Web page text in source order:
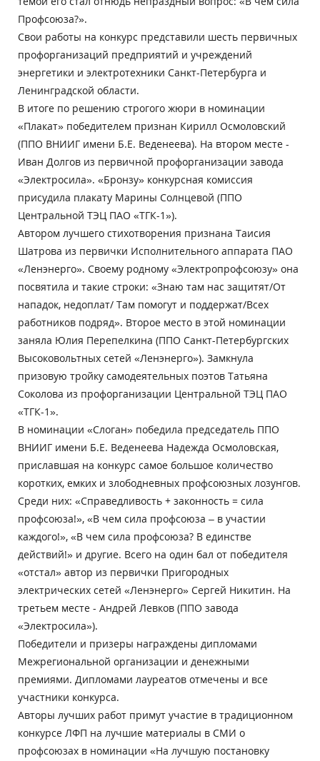
Профсоюза?».
Свои работы на конкурс представили шесть первичных
профорганизаций предприятий и учреждений
энергетики и электротехники Санкт-Петербурга и
Ленинградской области.
В итоге по решению строгого жюри в номинации
«Плакат» победителем признан Кирилл Осмоловский
(ППО ВНИИГ имени Б.Е. Веденеева). На втором месте -
Иван Долгов из первичной профорганизации завода
«Электросила». «Бронзу» конкурсная комиссия
присудила плакату Марины Солнцевой (ППО
Центральной ТЭЦ ПАО «ТГК-1»).
Автором лучшего стихотворения признана Таисия
Шатрова из первички Исполнительного аппарата ПАО
«Ленэнерго». Своему родному «Электропрофсоюзу» она
посвятила и такие строки: «Знаю там нас защитят/От
нападок, недоплат/ Там помогут и поддержат/Всех
работников подряд». Второе место в этой номинации
заняла Юлия Перепелкина (ППО Санкт-Петербургских
Высоковольтных сетей «Ленэнерго»). Замкнула
призовую тройку самодеятельных поэтов Татьяна
Соколова из профорганизации Центральной ТЭЦ ПАО
«ТГК-1».
В номинации «Слоган» победила председатель ППО
ВНИИГ имени Б.Е. Веденеева Надежда Осмоловская,
приславшая на конкурс самое большое количество
коротких, емких и злободневных профсоюзных лозунгов.
Среди них: «Справедливость + законность = сила
профсоюза!», «В чем сила профсоюза – в участии
каждого!», «В чем сила профсоюза? В единстве
действий!» и другие. Всего на один бал от победителя
«отстал» автор из первички Пригородных
электрических сетей «Ленэнерго» Сергей Никитин. На
третьем месте - Андрей Левков (ППО завода
«Электросила»).
Победители и призеры награждены дипломами
Межрегиональной организации и денежными
премиями. Дипломами лауреатов отмечены и все
участники конкурса.
Авторы лучших работ примут участие в традиционном
конкурсе ЛФП на лучшие материалы в СМИ о
профсоюзах в номинации «На лучшую постановку